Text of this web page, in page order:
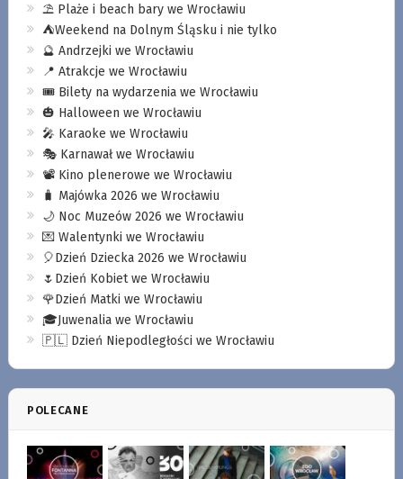
⛱️ Plaże i beach bary we Wrocławiu
⛺️Weekend na Dolnym Śląsku i nie tylko
🔮 Andrzejki we Wrocławiu
📍 Atrakcje we Wrocławiu
🎟️ Bilety na wydarzenia we Wrocławiu
🎃 Halloween we Wrocławiu
🎤 Karaoke we Wrocławiu
🎭 Karnawał we Wrocławiu
📽️ Kino plenerowe we Wrocławiu
🧳 Majówka 2026 we Wrocławiu
🌙 Noc Muzeów 2026 we Wrocławiu
💌 Walentynki we Wrocławiu
🎈Dzień Dziecka 2026 we Wrocławiu
🌷Dzień Kobiet we Wrocławiu
🌹Dzień Matki we Wrocławiu
🎓Juwenalia we Wrocławiu
🇵🇱 Dzień Niepodległości we Wrocławiu
POLECANE